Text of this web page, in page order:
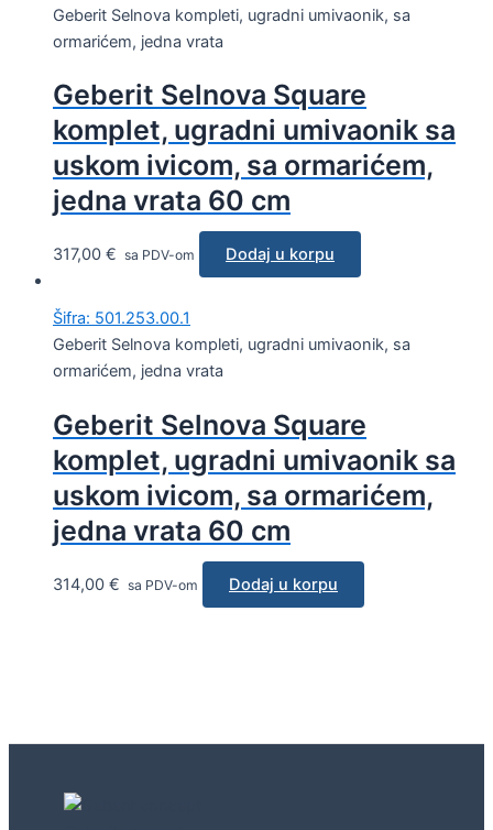
Geberit Selnova kompleti, ugradni umivaonik, sa
ormarićem, jedna vrata
Geberit Selnova Square
komplet, ugradni umivaonik sa
uskom ivicom, sa ormarićem,
jedna vrata 60 cm
317,00 € sa PDV-om Dodaj u korpu
Šifra: 501.253.00.1
Geberit Selnova kompleti, ugradni umivaonik, sa
ormarićem, jedna vrata
Geberit Selnova Square
komplet, ugradni umivaonik sa
uskom ivicom, sa ormarićem,
jedna vrata 60 cm
314,00 € sa PDV-om Dodaj u korpu